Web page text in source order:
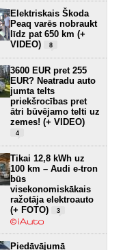
Elektriskais Škoda
Peaq varēs nobraukt
līdz pat 650 km (+
VIDEO)
8
3600 EUR pret 255
EUR? Neatradu auto
jumta telts
priekšrocības pret
ātri būvējamo telti uz
zemes! (+ VIDEO)
4
Tikai 12,8 kWh uz
100 km – Audi e-tron
būs
visekonomiskākais
ražotāja elektroauto
(+ FOTO)
3
Piedāvājumā